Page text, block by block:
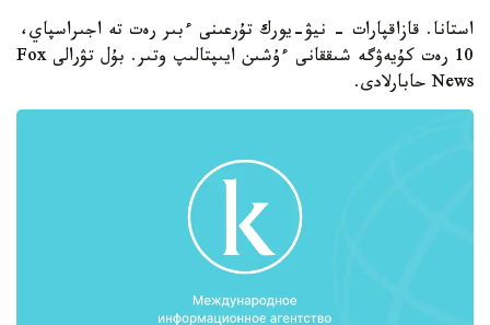
استانا. قازاقپارات - نيۋ-يورك تۇرعىنى ءبىر رەت تە اجىراسپاي،
10 رەت كۇيەۋگە شىققانى ءۇشىن ايىپتالىپ وتىر. بۇل تۋرالى Fox
News حابارلادى.